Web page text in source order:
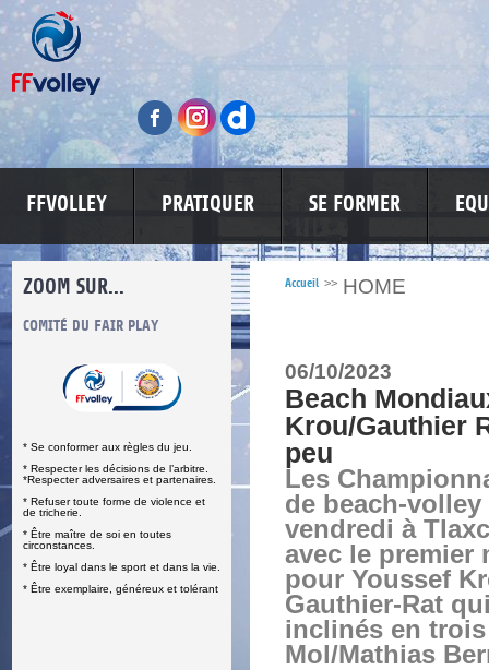
FFVOLLEY PRATIQUER SE FORMER
ZOOM SUR...
COMITÉ DU FAIR PLAY
* Se conformer aux règles du jeu.
* Respecter les décisions de l’arbitre.
*Respecter adversaires et partenaires.
* Refuser toute forme de violence et
de tricherie.
* Être maître de soi en toutes
circonstances.
* Être loyal dans le sport et dans la vie.
* Être exemplaire, généreux et tolérant
LUTTE CONTRE LES VIOLENCES
Accueil >> HOME
06/10/2023
Beach
Krou/Gauthier
peu
Les
de beach-
vendredi à
avec le premier
pour Youssef
Gauthier-Rat
inclinés en
Mol/Mathias